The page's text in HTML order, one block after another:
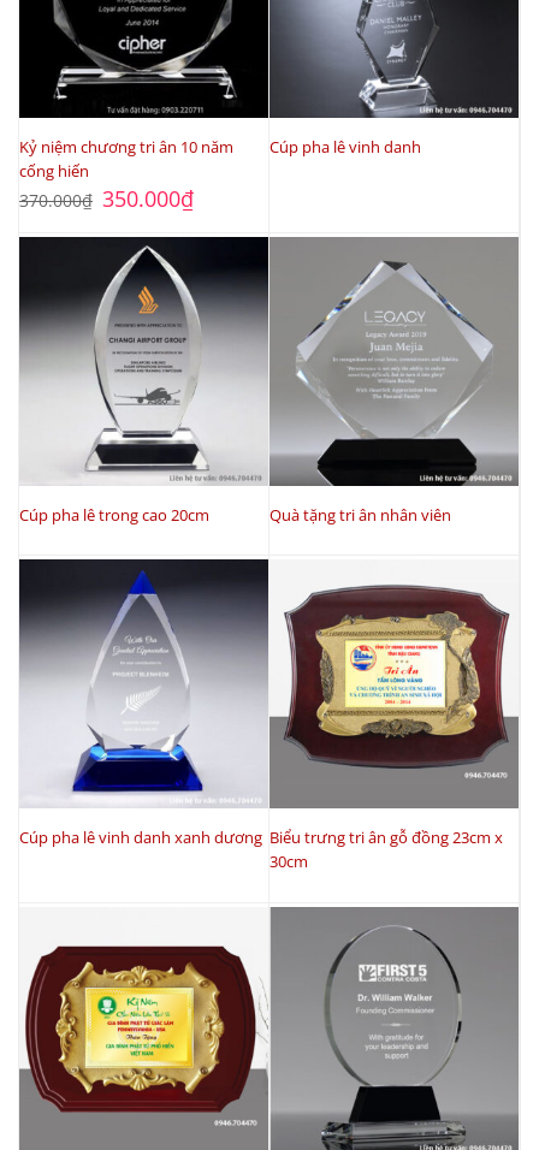
Kỷ niệm chương tri ân 10 năm
cống hiến
370.000₫ Giá
gốc
370.000₫.
350.000₫Giá
là:
Cúp pha lê vinh danh
Cúp pha lê trong cao 20cm Quà tặng tri ân nhân viên
Cúp pha lê vinh danh xanh dương Biểu trưng tri ân gỗ đồng 23cm x
30cm